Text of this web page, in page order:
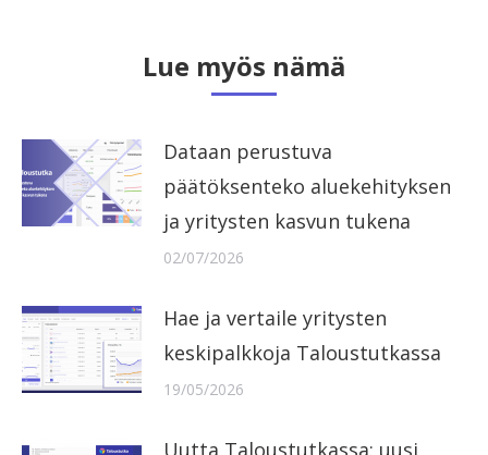
Lue myös nämä
Dataan perustuva
päätöksenteko aluekehityksen
ja yritysten kasvun tukena
02/07/2026
Hae ja vertaile yritysten
keskipalkkoja Taloustutkassa
19/05/2026